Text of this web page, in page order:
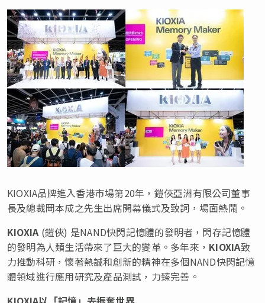
KIOXIA品牌進入香港市場第20年，鎧俠亞洲有限公司董事
長及總裁岡本成之先生出席開幕儀式及致詞，場面熱鬧。
KIOXIA(鎧俠) 是NAND快閃記憶體的發明者，閃存記憶體
的發明為人類生活帶來了巨大的變革。多年來， KIOXIA致
力推動科研，懷著熱誠和創新的精神在多個NAND快閃記憶
體領域進行應用研究及產品測試，力臻完善。